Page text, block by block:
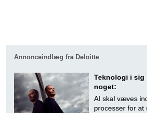
Annonceindlæg fra Deloitte
Teknologi i sig
noget:
AI skal væves
processer for at